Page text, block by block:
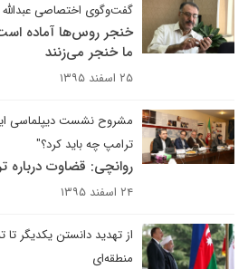
گفت‌وگوی اختصاصی عبدالله
خنجر روس‌ها آماده است!
ما خنجر می‌زنند
۲۵ اسفند ۱۳۹۵
مشروح نشست دیپلماسی
ترامپ چه باید کرد؟"
روانچی: قضاوت درباره
۲۴ اسفند ۱۳۹۵
از تهدید دانستن یکدیگر
منطقه‌ای